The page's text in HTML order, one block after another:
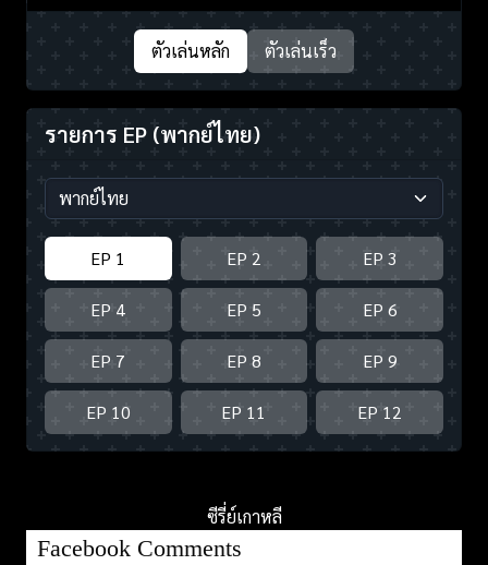
ตัวเล่นหลัก ตัวเล่นเร็ว
รายการ EP (พากย์ไทย)
EP 1 EP 2 EP 3
EP 4 EP 5 EP 6
EP 7 EP 8 EP 9
EP 10 EP 11 EP 12
ซีรี่ย์เกาหลี
Facebook Comments